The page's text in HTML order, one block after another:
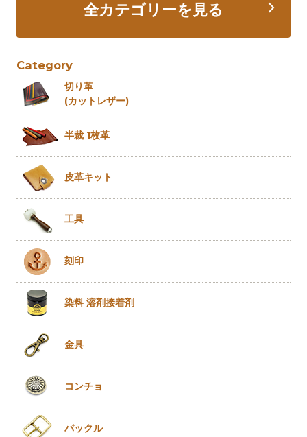
全カテゴリーを見る
Category
切り革
(カットレザー)
半裁 1枚革
皮革キット
工具
刻印
染料 溶剤接着剤
金具
コンチョ
バックル